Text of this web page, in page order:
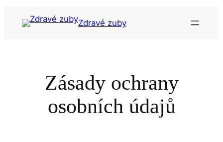
Zdravé zuby
Zásady ochrany
osobních údajů